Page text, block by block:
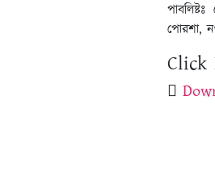
পোরশা,
Click